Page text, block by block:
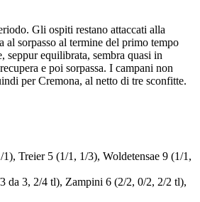
Gli ospiti restano attaccati alla
sorpasso al termine del primo tempo
equilibrata, sembra quasi in
e poi sorpassa. I campani non
per Cremona, al netto di tre sconfitte.
Treier 5 (1/1, 1/3), Woldetensae 9 (1/1,
da 3, 2/4 tl), Zampini 6 (2/2, 0/2, 2/2 tl),